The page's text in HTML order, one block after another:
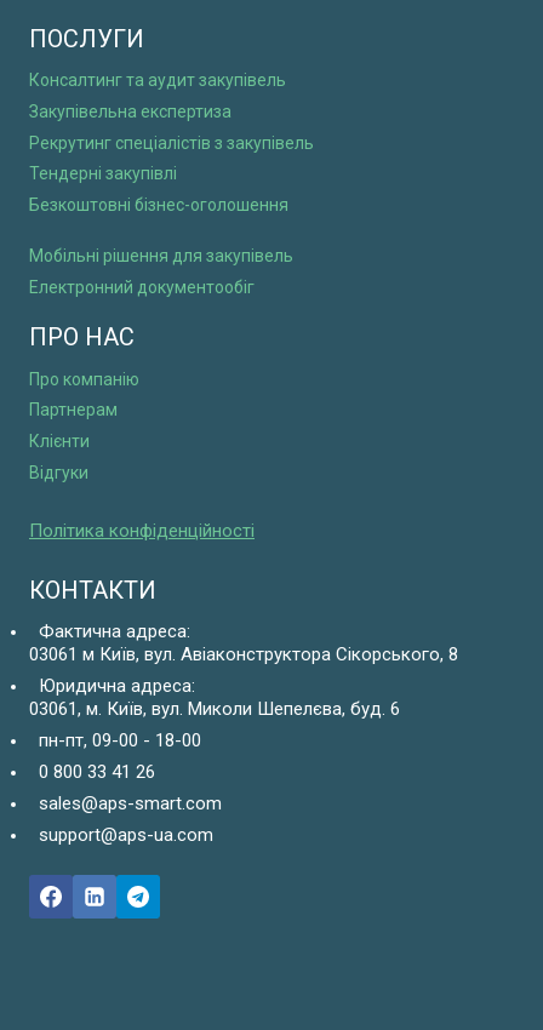
ПОСЛУГИ
Консалтинг та аудит закупівель
Закупівельна експертиза
Рекрутинг спеціалістів з закупівель
Тендерні закупівлі
Безкоштовні бізнес-оголошення
Мобільні рішення для закупівель
Електронний документообіг
ПРО НАС
Про компанію
Партнерам
Клієнти
Відгуки
Політика конфіденційності
КОНТАКТИ
Фактична адреса:
03061 м Київ, вул. Авіаконструктора Сікорського, 8
Юридична адреса:
03061, м. Київ, вул. Миколи Шепелєва, буд. 6
пн-пт, 09-00 - 18-00
0 800 33 41 26
sales@aps-smart.com
support@aps-ua.com